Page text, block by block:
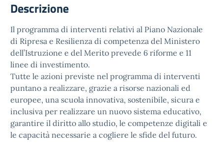
Descrizione
Il programma di interventi relativi al Piano Nazionale
di Ripresa e Resilienza di competenza del Ministero
dell’Istruzione e del Merito prevede 6 riforme e 11
linee di investimento.
Tutte le azioni previste nel programma di interventi
puntano a realizzare, grazie a risorse nazionali ed
europee, una scuola innovativa, sostenibile, sicura e
inclusiva per realizzare un nuovo sistema educativo,
garantire il diritto allo studio, le competenze digitali e
le capacità necessarie a cogliere le sfide del futuro.